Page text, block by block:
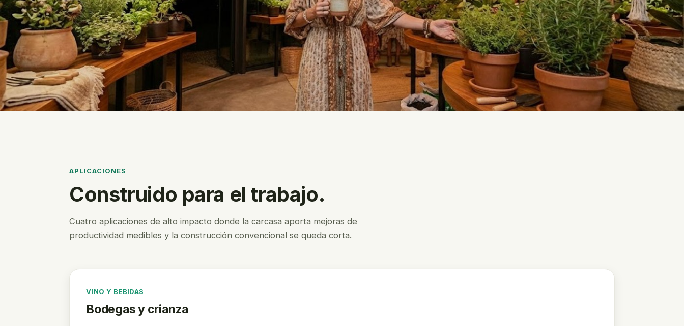
APLICACIONES
Construido para el trabajo.
Cuatro aplicaciones de alto impacto donde la carcasa aporta mejoras de
productividad medibles y la construcción convencional se queda corta.
VINO Y BEBIDAS
Bodegas y crianza